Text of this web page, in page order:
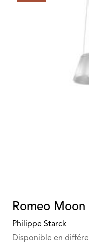
Romeo Moon
Philippe Starck
Disponible en